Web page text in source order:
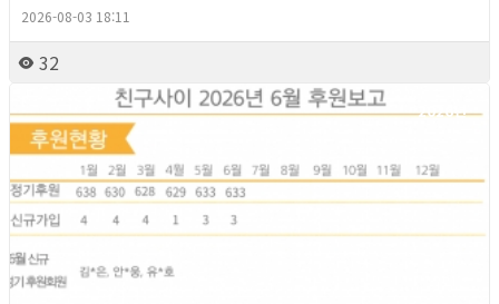
2026-08-03 18:11
32
2026년